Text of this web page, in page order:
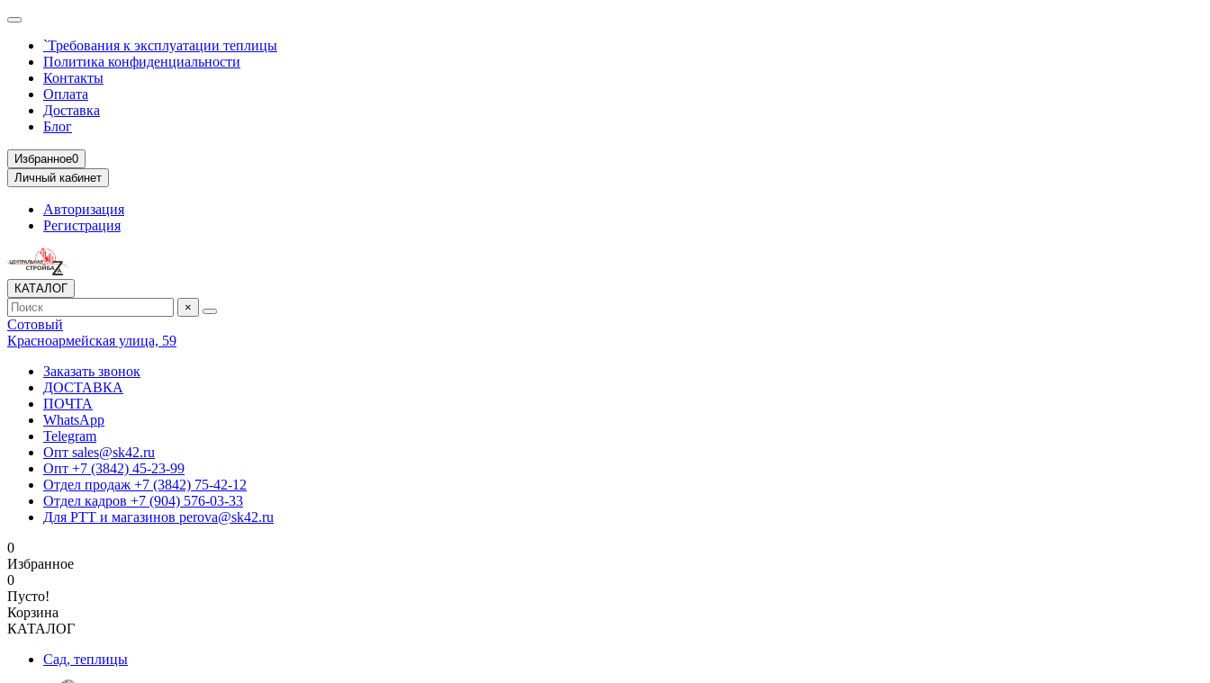
`Требования к эксплуатации теплицы
Политика конфиденциальности
Контакты
Оплата
Доставка
Блог
Избранное0
Личный кабинет
Авторизация
Регистрация
КАТАЛОГ
×
Сотовый
Красноармейская улица, 59
Заказать звонок
ДОСТАВКА
ПОЧТА
WhatsApp
Telegram
Опт sales@sk42.ru
Опт +7 (3842) 45-23-99
Отдел продаж +7 (3842) 75-42-12
Отдел кадров +7 (904) 576-03-33
Для РТТ и магазинов perova@sk42.ru
0
Избранное
0
Пусто!
Корзина
КАТАЛОГ
Сад, теплицы